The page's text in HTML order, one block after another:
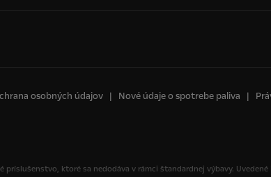
osobných údajov Nové údaje o spotrebe paliva
ktoré sa nedodáva v rámci štandardnej výbavy.